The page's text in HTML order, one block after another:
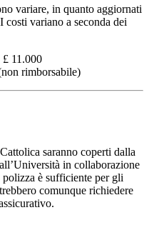
variare, in quanto aggiornati
costi variano a seconda dei
11.000
rimborsabile)
saranno coperti dalla
in collaborazione
è sufficiente per gli
comunque richiedere